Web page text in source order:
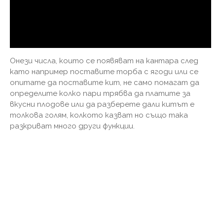
Онези числа, които се появяват на кантара след
като например поставите торба с ягоди или се
опитате да поставите кит, не само помагат да
определите колко пари трябва да платите за
вкусни плодове или да разберете дали китът е
толкова голям, колкото казват но също така
разкриват много други функции.